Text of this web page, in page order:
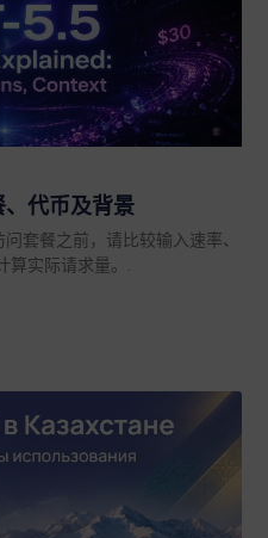
代币及背景
套餐之前，请比较输入速率、
实际请求量。.